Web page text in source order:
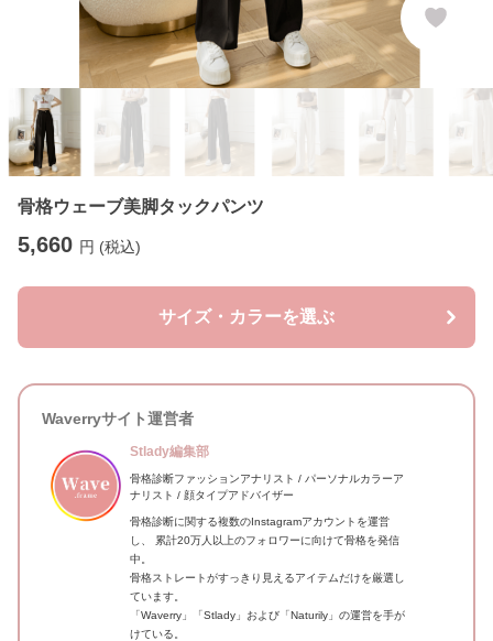
骨格ウェーブ美脚タックパンツ
5,660 円 (税込)
サイズ・カラーを選ぶ
Waverryサイト運営者
Stlady編集部
骨格診断ファッションアナリスト / パーソナルカラーア
ナリスト / 顔タイプアドバイザー
骨格診断に関する複数のInstagramアカウントを運営
し、 累計20万人以上のフォロワーに向けて骨格を発信
中。
骨格ストレートがすっきり見えるアイテムだけを厳選し
ています。
「Waverry」「Stlady」および「Naturily」の運営を手が
けている。